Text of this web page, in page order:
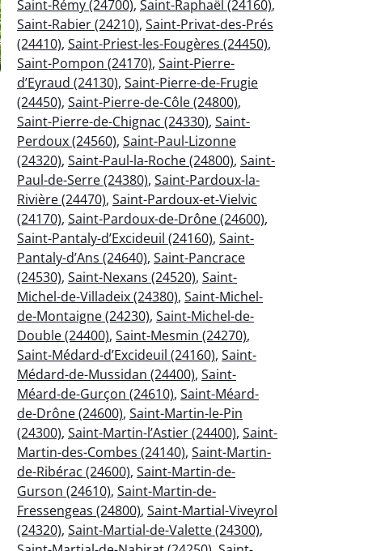
Saint-Rémy (24700), Saint-Raphaël (24160),
Saint-Rabier (24210), Saint-Privat-des-Prés
(24410), Saint-Priest-les-Fougères (24450),
Saint-Pompon (24170), Saint-Pierre-
d’Eyraud (24130), Saint-Pierre-de-Frugie
(24450), Saint-Pierre-de-Côle (24800),
Saint-Pierre-de-Chignac (24330), Saint-
Perdoux (24560), Saint-Paul-Lizonne
(24320), Saint-Paul-la-Roche (24800), Saint-
Paul-de-Serre (24380), Saint-Pardoux-la-
Rivière (24470), Saint-Pardoux-et-Vielvic
(24170), Saint-Pardoux-de-Drône (24600),
Saint-Pantaly-d’Excideuil (24160), Saint-
Pantaly-d’Ans (24640), Saint-Pancrace
(24530), Saint-Nexans (24520), Saint-
Michel-de-Villadeix (24380), Saint-Michel-
de-Montaigne (24230), Saint-Michel-de-
Double (24400), Saint-Mesmin (24270),
Saint-Médard-d’Excideuil (24160), Saint-
Médard-de-Mussidan (24400), Saint-
Méard-de-Gurçon (24610), Saint-Méard-
de-Drône (24600), Saint-Martin-le-Pin
(24300), Saint-Martin-l’Astier (24400), Saint-
Martin-des-Combes (24140), Saint-Martin-
de-Ribérac (24600), Saint-Martin-de-
Gurson (24610), Saint-Martin-de-
Fressengeas (24800), Saint-Martial-Viveyrol
(24320), Saint-Martial-de-Valette (24300),